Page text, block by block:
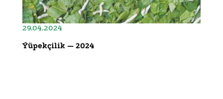
29.04.2024
Ýüpekçilik — 2024